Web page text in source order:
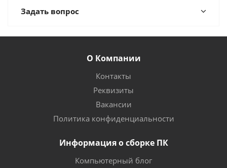
Задать вопрос
О Компании
Контакты
Реквизиты
Вакансии
Политика конфиденциальности
Информация о сборке ПК
Компьютерный блог